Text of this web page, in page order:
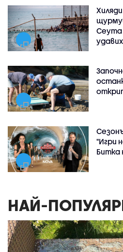
Сеута
"Игри
Битка
НАЙ-